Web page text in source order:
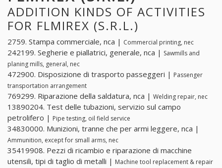
ADDITION KINDS OF ACTIVITIES
FOR FLMIREX (S.R.L.)
2759. Stampa commerciale, nca | Commercial printing, nec
242199. Segherie e piallatrici, generale, nca | Sawmills and
planing mills, general, nec
472900. Disposizione di trasporto passeggeri | Passenger
transportation arrangement
769299. Riparazione della saldatura, nca | Welding repair, nec
13890204. Test delle tubazioni, servizio sul campo
petrolifero | Pipe testing, oil field service
34830000. Munizioni, tranne che per armi leggere, nca |
Ammunition, except for small arms, nec
35419908. Pezzi di ricambio e riparazione di macchine
utensili, tipi di taglio di metalli | Machine tool replacement & repair